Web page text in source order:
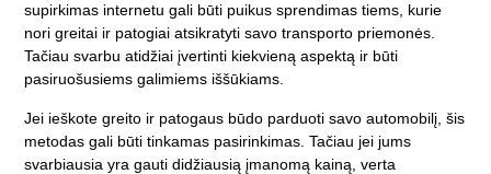
supirkimas internetu gali būti puikus sprendimas tiems, kurie
nori greitai ir patogiai atsikratyti savo transporto priemonės.
Tačiau svarbu atidžiai įvertinti kiekvieną aspektą ir būti
pasiruošusiems galimiems iššūkiams.
Jei ieškote greito ir patogaus būdo parduoti savo automobilį, šis
metodas gali būti tinkamas pasirinkimas. Tačiau jei jums
svarbiausia yra gauti didžiausią įmanomą kainą, verta